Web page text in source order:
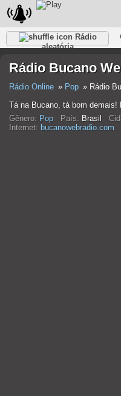
Rádio
aleatória
Rap
Falk Jazz
Rádio Bucano
Rádio Online Pop
Rádio
Tá na Bucano, tá bom demais!
Gênero: Pop País: Brasil
Internet: bucanowebradio.com